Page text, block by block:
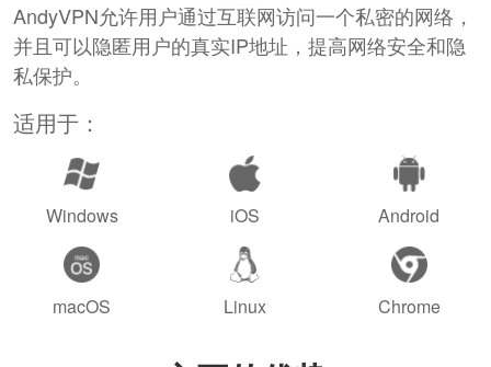
AndyVPN允许用户通过互联网访问一个私密的网络，
并且可以隐匿用户的真实IP地址，提高网络安全和隐
私保护。
适用于：
Windows iOS Android
macOS Linux Chrome